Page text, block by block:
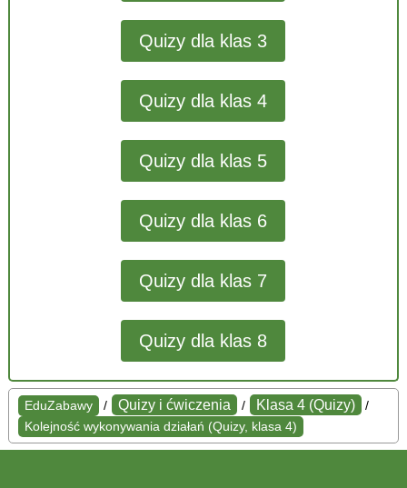
Quizy dla klas 3
Quizy dla klas 4
Quizy dla klas 5
Quizy dla klas 6
Quizy dla klas 7
Quizy dla klas 8
EduZabawy / Quizy i ćwiczenia / Klasa 4 (Quizy)
/
Kolejność wykonywania działań (Quizy, klasa 4)